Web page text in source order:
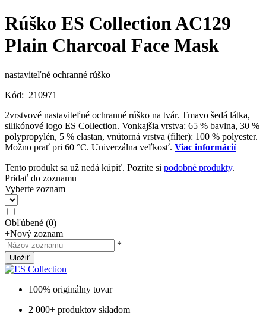
Rúško ES Collection AC129
Plain Charcoal Face Mask
nastaviteľné ochranné rúško
Kód: 210971
2vrstvové nastaviteľné ochranné rúško na tvár. Tmavo šedá látka,
silikónové logo ES Collection. Vonkajšia vrstva: 65 % bavlna, 30 %
polypropylén, 5 % elastan, vnútorná vrstva (filter): 100 % polyester.
Možno prať pri 60 °C. Univerzálna veľkosť. Viac informácií
Tento produkt sa už nedá kúpiť. Pozrite si podobné produkty.
Pridať do zoznamu
Vyberte zoznam
Obľúbené (0)
+Nový zoznam
*
Uložiť
100% originálny tovar
2 000+ produktov skladom